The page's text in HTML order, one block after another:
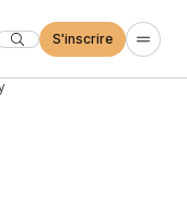
S'inscrire